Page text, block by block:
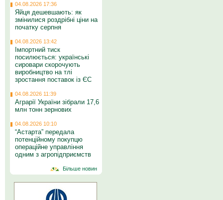
04.08.2026 17:36
Яйця дешевшають: як
змінилися роздрібні ціни на
початку серпня
04.08.2026 13:42
Імпортний тиск
посилюється: українські
сировари скорочують
виробництво на тлі
зростання поставок із ЄС
04.08.2026 11:39
Аграрії України зібрали 17,6
млн тонн зернових
04.08.2026 10:10
“Астарта” передала
потенційному покупцю
операційне управління
одним з агропідприємств
Більше новин